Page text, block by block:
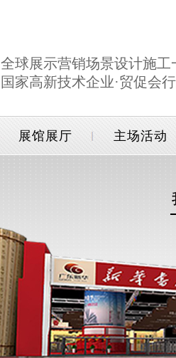
全球展示营销场景设计施工
国家高新技术企业·贸促会
展馆展厅 主场活动